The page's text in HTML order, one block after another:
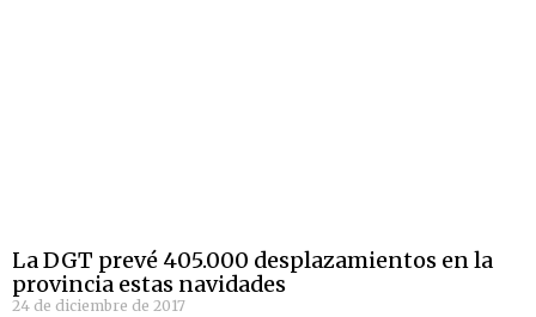
La DGT prevé 405.000 desplazamientos en la
provincia estas navidades
24 de diciembre de 2017